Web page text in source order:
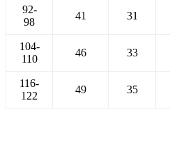
92-
98
41 31
104-
110
46 33
116-
122
49 35